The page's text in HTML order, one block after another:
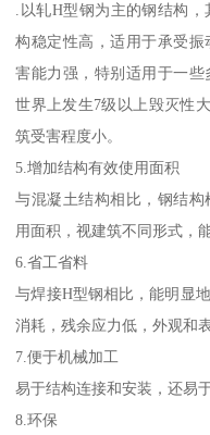
.以轧H型钢为主的钢结构
构稳定性高，适用于承受
害能力强，特别适用于一
世界上发生7级以上毁灭性
筑受害程度小。
5.增加结构有效使用面积
与混凝土结构相比，钢结
用面积，视建筑不同形式，
6.省工省料
与焊接H型钢相比，能明显
消耗，残余应力低，外观和
7.便于机械加工
易于结构连接和安装，还易
8.环保